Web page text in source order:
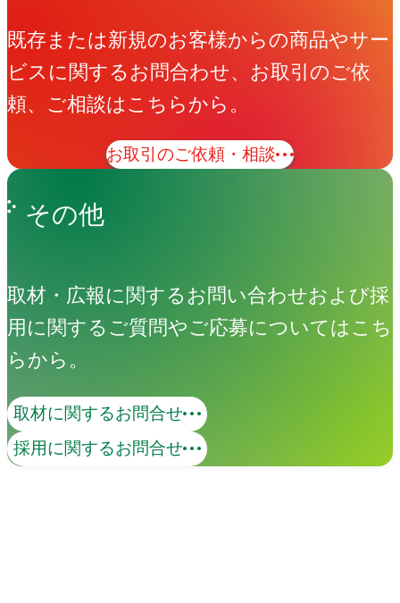
既存または新規のお客様からの商品やサー
ビスに関するお問合わせ、お取引のご依
頼、ご相談はこちらから。
お取引のご依頼・相談
その他
取材・広報に関するお問い合わせおよび採
用に関するご質問やご応募についてはこち
らから。
取材に関するお問合せ
採用に関するお問合せ
コンテンツマーケティング